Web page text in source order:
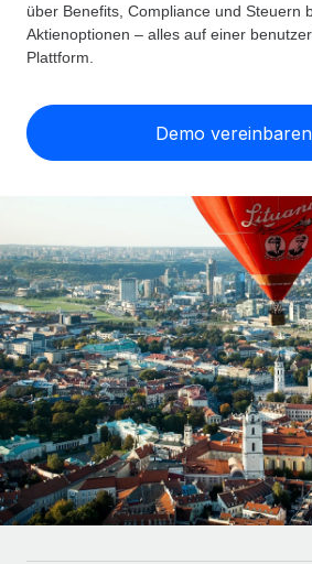
Employer of Record
Weltweites Wachstum ohne Kosten
Contractor of Record
Rechtssichere, weltweite Arbeit mit
Globales Onboarding und
PEO
Auslagern von komplexen HR-
INFRASTRUKTUR
Remote Embedded
Nahtlose Integration der HR in
Plattform
Integrierte HR-Kernfunktionen für
Country Explorer
Länderspezifische Unterstützung
Einfache Einstellung in allen US-
WACHSTUMSPHASE
Startups
Agile HR- und Payroll-Lösungen
Unternehmen
Mittelstand
Maßgeschneiderte HR-Lösungen,
vergrößern
Enterprise
Globale HR für Konzerne und
TOOLS UND RECHNER
Personalkostenrechner
Gesamtbeschäftigungskosten
Honorarzahlungen berechnen
Informationen zu möglichen
Abwicklungsfristen für globale
LERNEN MIT REMOTE
Forschung und Leitfäden
Fallstudien
HR-Glossar
Preise
Français
Deutsch
Español
Italiano
Português (Portugal)
Anmelden
über Benefits, Compliance und Steuern
Aktienoptionen – alles auf einer
Plattform.
Demo vereinbaren